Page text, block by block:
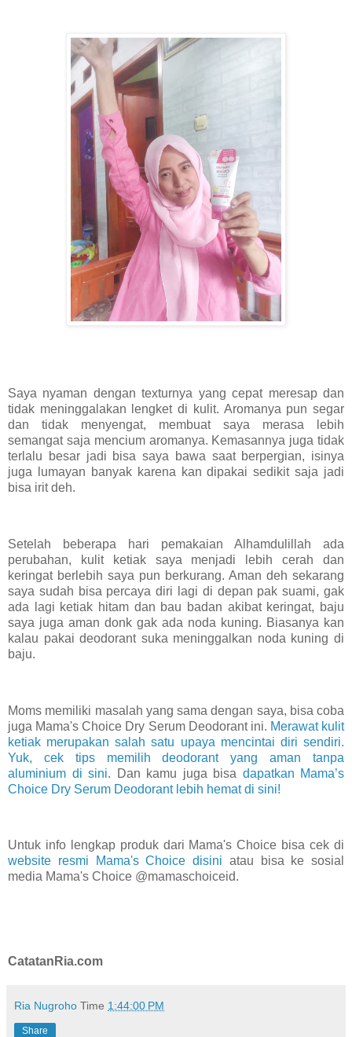
Saya nyaman dengan texturnya yang cepat meresap dan
tidak meninggalakan lengket di kulit. Aromanya pun segar
dan tidak menyengat, membuat saya merasa lebih
semangat saja mencium aromanya. Kemasannya juga tidak
terlalu besar jadi bisa saya bawa saat berpergian, isinya
juga lumayan banyak karena kan dipakai sedikit saja jadi
bisa irit deh.
Setelah beberapa hari pemakaian Alhamdulillah ada
perubahan, kulit ketiak saya menjadi lebih cerah dan
keringat berlebih saya pun berkurang. Aman deh sekarang
saya sudah bisa percaya diri lagi di depan pak suami, gak
ada lagi ketiak hitam dan bau badan akibat keringat, baju
saya juga aman donk gak ada noda kuning. Biasanya kan
kalau pakai deodorant suka meninggalkan noda kuning di
baju.
Moms memiliki masalah yang sama dengan saya, bisa coba
juga Mama's Choice Dry Serum Deodorant ini. Merawat kulit
ketiak merupakan salah satu upaya mencintai diri sendiri.
Yuk, cek tips memilih deodorant yang aman tanpa
aluminium di sini. Dan kamu juga bisa dapatkan Mama’s
Choice Dry Serum Deodorant lebih hemat di sini!
Untuk info lengkap produk dari Mama's Choice bisa cek di
website resmi Mama's Choice disini atau bisa ke sosial
media Mama's Choice @mamaschoiceid.
CatatanRia.com
Ria Nugroho Time 1:44:00 PM
Share